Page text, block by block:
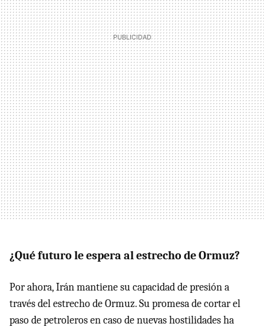
¿Qué futuro le espera al estrecho de Ormuz?
Por ahora, Irán mantiene su capacidad de presión a
través del estrecho de Ormuz. Su promesa de cortar el
paso de petroleros en caso de nuevas hostilidades ha